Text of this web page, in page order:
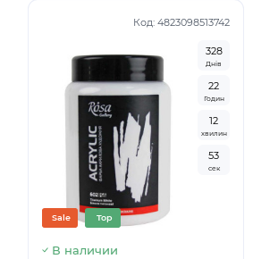
Код: 4823098513742
Sale Top
328
Днів
22
Годин
12
хвилин
52
сек
В наличии